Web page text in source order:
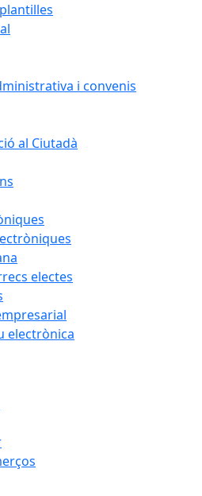
i convenis
al Ciutadà
electes
electrònica